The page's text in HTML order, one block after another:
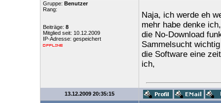
Gruppe: Benutzer
Rang:
Beiträge: 8
Mitglied seit: 10.12.2009
IP-Adresse: gespeichert
Naja, ich werde eh
mehr habe denke
die No-Download
Sammelsucht
die Software eine
ich,
13.12.2009 20:35:15